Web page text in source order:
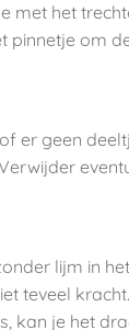
met het
pinnetje om
er geen
lijm in
teveel
kan je het